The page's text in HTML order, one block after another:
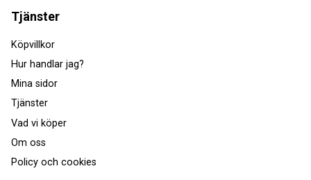
Tjänster
Köpvillkor
Hur handlar jag?
Mina sidor
Tjänster
Vad vi köper
Om oss
Policy och cookies